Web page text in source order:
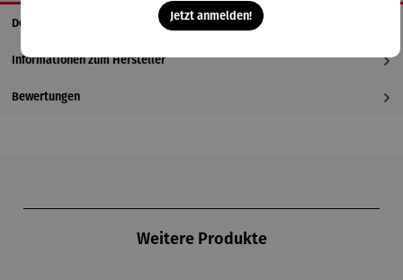
Details
Informationen zum Hersteller
Bewertungen
Weitere Produkte
Jetzt anmelden!